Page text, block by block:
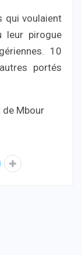
qui voulaient
leur pirogue
10
portés
de Mbour